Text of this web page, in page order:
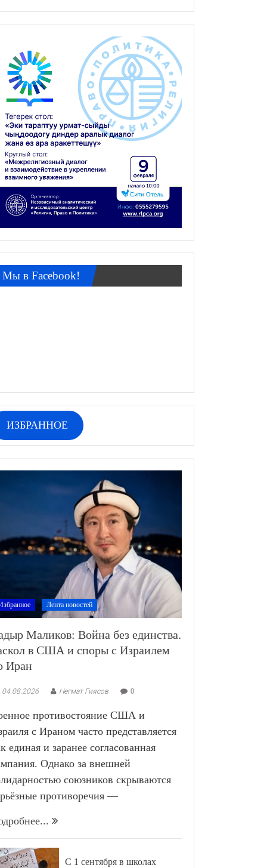
Мы в Facebook!
ИЗБРАННОЕ
Лента новостей
Маликов: Война без единства.
в США и споры с Израилем
Иран
04.08.2026 Негмат Гиясов 0
противостояние США и
с Ираном часто представляется
единая и заранее согласованная
Однако за внешней
союзников скрываются
противоречия —
С 1 сентября в школах